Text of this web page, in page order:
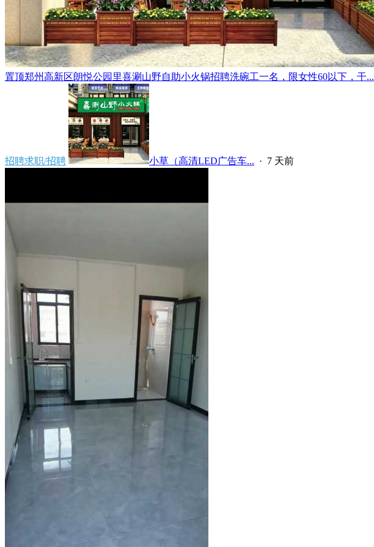
置顶郑州高新区朗悦公园里喜涮山野自助小火锅招聘洗碗工一名，限女性60以下，干...
招聘求职/招聘 小草（高清LED广告车... · 7 天前